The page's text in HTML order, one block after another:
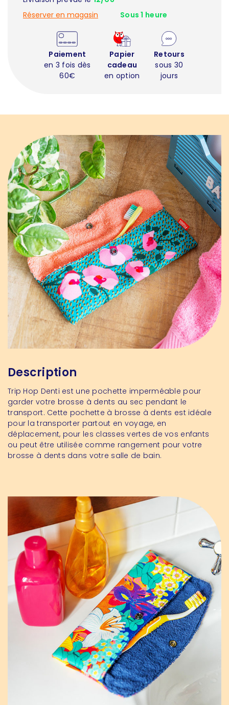
Réserver en magasin
Sous 1 heure
Paiement
en 3 fois dès
60€
Papier
cadeau
en option
Retours
sous 30
jours
Description
Trip Hop Denti est une pochette imperméable pour
garder votre brosse à dents au sec pendant le
transport. Cette pochette à brosse à dents est idéale
pour la transporter partout en voyage, en
déplacement, pour les classes vertes de vos enfants
ou peut être utilisée comme rangement pour votre
brosse à dents dans votre salle de bain.